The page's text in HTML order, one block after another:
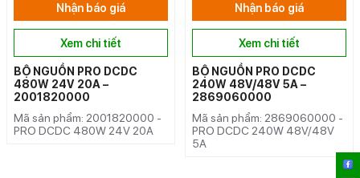
Nhận báo giá
Xem chi tiết
BỘ NGUỒN PRO DCDC
480W 24V 20A –
2001820000
Mã sản phẩm: 2001820000 -
PRO DCDC 480W 24V 20A
Nhận báo giá
Xem chi tiết
BỘ NGUỒN PRO DCDC
240W 48V/48V 5A –
2869060000
Mã sản phẩm: 2869060000 -
PRO DCDC 240W 48V/48V
5A